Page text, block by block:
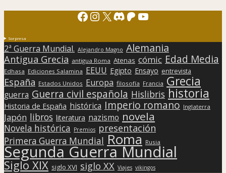
Facebook
Instagram
X Discord
Patreon
YouTube
Sorpresa
2ª Guerra Mundial. Alejandro Magno Alemania
Antigua Grecia antigua Roma Atenas cómic Edad Media
Edhasa Ediciones Salamina EEUU Egipto Ensayo entrevista
España Estados Unidos Europa filosofía Francia Grecia
guerra Guerra civil española Hislibris historia
Historia de España histórica Imperio romano Inglaterra
Japón libros literatura nazismo novela
Novela histórica Premios presentación
Primera Guerra Mundial Roma Rusia
Segunda Guerra Mundial
Siglo XIX siglo XVI siglo XX Viajes vikingos